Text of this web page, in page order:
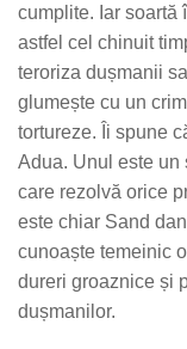
cumplite. Iar soartă
astfel cel chinuit
teroriza dușmanii
glumește cu un
tortureze. Îi spune
Adua. Unul este un
care rezolvă orice
este chiar Sand
cunoaște temeinic
dureri groaznice și
dușmanilor.